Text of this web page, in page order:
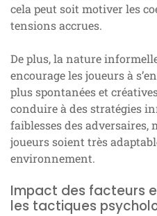
cela peut soit motiver les
tensions accrues.
De plus, la nature
encourage les joueurs à
plus spontanées et
conduire à des stratégies
faiblesses des adversaires,
joueurs soient très
environnement.
Impact des facteurs
les tactiques